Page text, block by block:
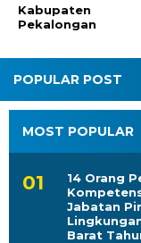
Kabupaten
Pekalongan
POPULAR POST
MOST POPULAR
14 Orang
Jabatan
Barat